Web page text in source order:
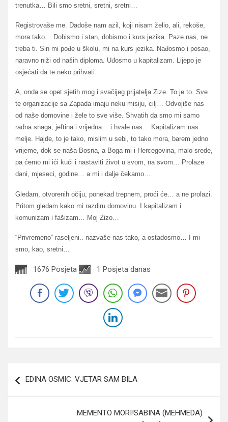
trenutka… Bili smo sretni, sretni, sretni…
Registrovaše me. Dadoše nam azil, koji nisam želio, ali, rekoše,
mora tako… Dobismo i stan, dobismo i kurs jezika. Paze nas, ne
treba ti. Sin mi pođe u školu, mi na kurs jezika. Nađosmo i posao,
naravno niži od naših diploma. Uđosmo u kapitalizam. Lijepo je
osjećati da te neko prihvati.
A, onda se opet sjetih mog i svačijeg prijatelja Zize. To je to. Sve
te organizacije sa Zapada imaju neku misiju, cilj… Odvojiše nas
od naše domovine i žele to sve više. Shvatih da smo mi samo
radna snaga, jeftina i vrijedna… i hvale nas… Kapitalizam nas
melje. Hajde, to je tako, mislim u sebi, to tako mora, barem jedno
vrijeme, dok se naša Bosna, a Boga mi i Hercegovina, malo srede,
pa ćemo mi ići kući i nastaviti život u svom, na svom… Prolaze
dani, mjeseci, godine… a mi i dalje čekamo…
Gledam, otvorenih očiju, ponekad trepnem, proći će… a ne prolazi.
Pritom gledam kako mi razdiru domovinu. I kapitalizam i
komunizam i fašizam… Moj Zizo…
“Privremeno” raseljeni.. nazvaše nas tako, a ostadosmo… I mi
smo, kao, sretni…
1676 Posjeta 1 Posjeta danas
članaka
EDINA OSMIC: VJETAR SAM BILA
MEMENTO MORI!SABINA (MEHMEDA)